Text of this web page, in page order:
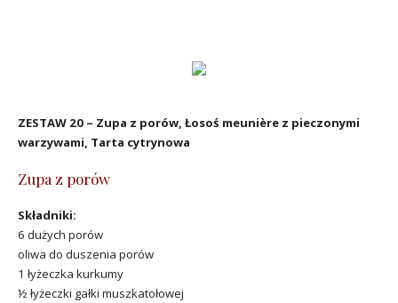
ZESTAW 20 – Zupa z porów, Łosoś meunière z pieczonymi
warzywami, Tarta cytrynowa
Zupa z porów
Składniki:
6 dużych porów
oliwa do duszenia porów
1 łyżeczka kurkumy
½ łyżeczki gałki muszkatołowej